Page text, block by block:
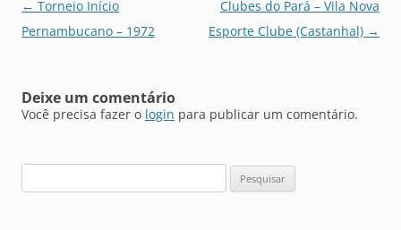
Navegação
de
← Torneio Início
Pernambucano – 1972
Clubes do Pará – Vila Nova
Esporte Clube (Castanhal) →
Deixe um comentário
Você precisa fazer o login para publicar um comentário.
por: